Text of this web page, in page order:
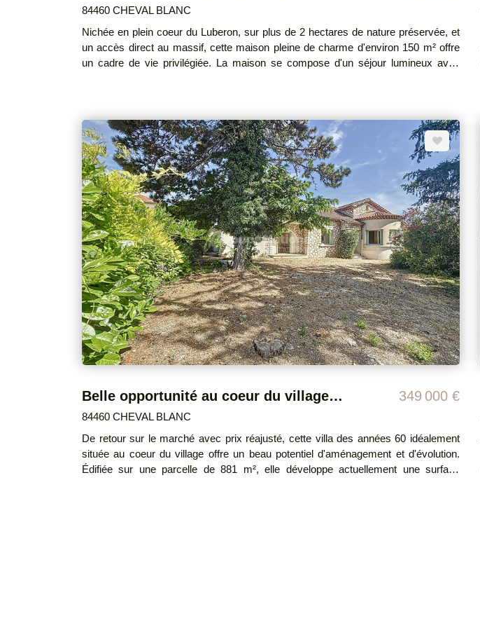
84460 CHEVAL BLANC
Nichée en plein coeur du Luberon, sur plus de 2 hectares de nature préservée, et
un accès direct au massif, cette maison pleine de charme d'environ 150 m² offre
un cadre de vie privilégiée. La maison se compose d'un séjour lumineux avec
Prestations : - Climatisation - menuiserie Double vitrage - cheminée - panneaux
photovoltaïques Un bien unique à découvrir absolument ! Honoraires à la charge
du vendeur DPE : D GES : B Montant estimé des dépenses annuelles d'énergie
pour un usage standard : entre 1990 € et 2750€. Prix moyens des énergies
indexés sur les années 2021, 2022 et 2023 (abonnements compris) DPE réalisé le
20/09/2025 Les informations sur les risques auxquels ce bien est exposé sont
disponibles sur le site Géorisques : www. georisques.gouv.fr
Belle opportunité au coeur du village en Exclusivité 349 000 €
84460 CHEVAL BLANC
De retour sur le marché avec prix réajusté, cette villa des années 60 idéalement
située au coeur du village offre un beau potentiel d'aménagement et d'évolution.
Édifiée sur une parcelle de 881 m², elle développe actuellement une surface